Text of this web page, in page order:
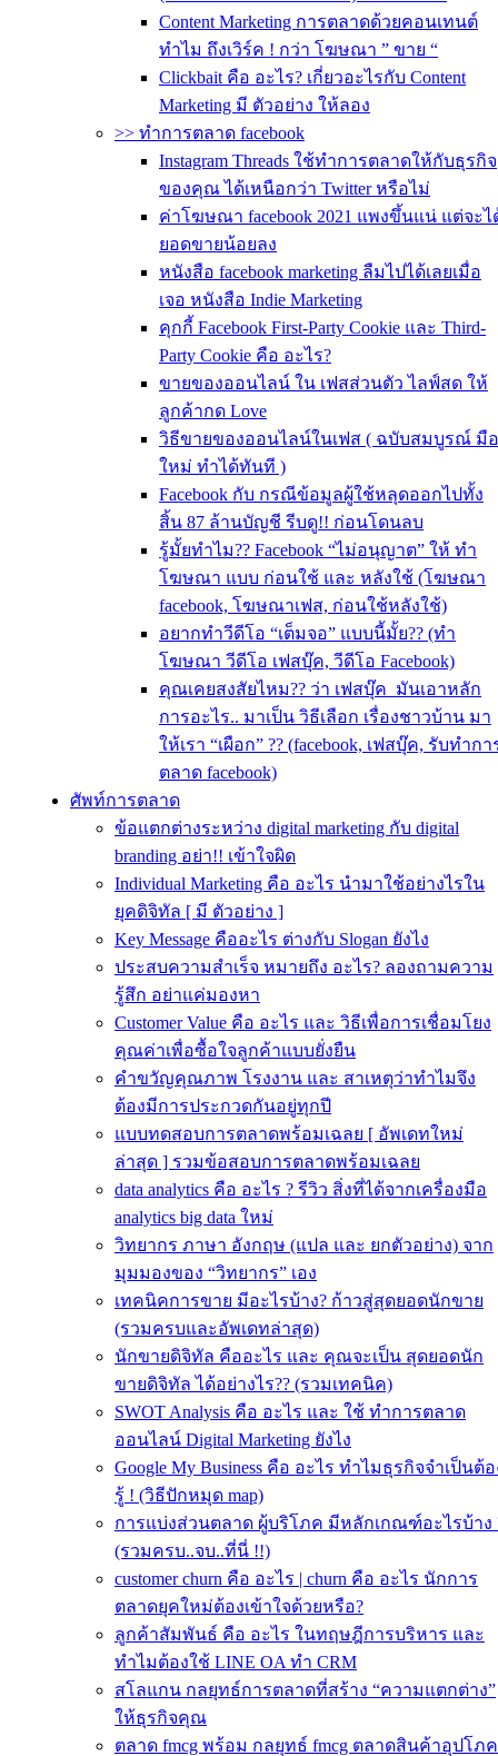
Content Marketing การตลาดด้วยคอนเทนต์
ทำไม ถึงเวิร์ค ! กว่า โฆษณา ” ขาย “
Clickbait คือ อะไร? เกี่ยวอะไรกับ Content
Marketing มี ตัวอย่าง ให้ลอง
>> ทำการตลาด facebook
Instagram Threads ใช้ทำการตลาดให้กับธุรกิจ
ของคุณ ได้เหนือกว่า Twitter หรือไม่
ค่าโฆษณา facebook 2021 แพงขึ้นแน่ แต่จะไ
ยอดขายน้อยลง
หนังสือ facebook marketing ลืมไปได้เลยเมื่อ
เจอ หนังสือ Indie Marketing
คุกกี้ Facebook First-Party Cookie และ Third-
Party Cookie คือ อะไร?
ขายของออนไลน์ ใน เฟสส่วนตัว ไลฟ์สด ให้
ลูกค้ากด Love
วิธีขายของออนไลน์ในเฟส ( ฉบับสมบูรณ์ มือ
ใหม่ ทำได้ทันที )
Facebook กับ กรณีข้อมูลผู้ใช้หลุดออกไปทั้ง
สิ้น 87 ล้านบัญชี รีบดู!! ก่อนโดนลบ
รู้มั้ยทำไม?? Facebook “ไม่อนุญาต” ให้ ทำ
โฆษณา แบบ ก่อนใช้ และ หลังใช้ (โฆษณา
facebook, โฆษณาเฟส, ก่อนใช้หลังใช้)
อยากทำวีดีโอ “เต็มจอ” แบบนี้มั้ย?? (ทำ
โฆษณา วีดีโอ เฟสบุ๊ค, วีดีโอ Facebook)
คุณเคยสงสัยไหม?? ว่า เฟสบุ๊ค มันเอาหลัก
การอะไร.. มาเป็น วิธีเลือก เรื่องชาวบ้าน มา
ให้เรา “เผือก” ?? (facebook, เฟสบุ๊ค, รับทำกา
ตลาด facebook)
ศัพท์การตลาด
ข้อแตกต่างระหว่าง digital marketing กับ digital
branding อย่า!! เข้าใจผิด
Individual Marketing คือ อะไร นำมาใช้อย่างไรใน
ยุคดิจิทัล [ มี ตัวอย่าง ]
Key Message คืออะไร ต่างกับ Slogan ยังไง
ประสบความสําเร็จ หมายถึง อะไร? ลองถามความ
รู้สึก อย่าแค่มองหา
Customer Value คือ อะไร และ วิธีเพื่อการเชื่อมโยง
คุณค่าเพื่อซื้อใจลูกค้าแบบยั่งยืน
คําขวัญคุณภาพ โรงงาน และ สาเหตุว่าทำไมจึง
ต้องมีการประกวดกันอยู่ทุกปี
แบบทดสอบการตลาดพร้อมเฉลย [ อัพเดทใหม่
ล่าสุด ] รวมข้อสอบการตลาดพร้อมเฉลย
data analytics คือ อะไร ? รีวิว สิ่งที่ได้จากเครื่องมือ
analytics big data ใหม่
วิทยากร ภาษา อังกฤษ (แปล และ ยกตัวอย่าง) จาก
มุมมองของ “วิทยากร” เอง
เทคนิคการขาย มีอะไรบ้าง? ก้าวสู่สุดยอดนักขาย
(รวมครบและอัพเดทล่าสุด)
นักขายดิจิทัล คืออะไร และ คุณจะเป็น สุดยอดนัก
ขายดิจิทัล ได้อย่างไร?? (รวมเทคนิค)
SWOT Analysis คือ อะไร และ ใช้ ทำการตลาด
ออนไลน์ Digital Marketing ยังไง
Google My Business คือ อะไร ทำไมธุรกิจจำเป็นต้อ
รู้ ! (วิธีปักหมุด map)
การแบ่งส่วนตลาด ผู้บริโภค มีหลักเกณฑ์อะไรบ้าง
(รวมครบ..จบ..ที่นี่ !!)
customer churn คือ อะไร | churn คือ อะไร นักการ
ตลาดยุคใหม่ต้องเข้าใจด้วยหรือ?
ลูกค้าสัมพันธ์ คือ อะไร ในทฤษฎีการบริหาร และ
ทำไมต้องใช้ LINE OA ทำ CRM
สโลแกน กลยุทธ์การตลาดที่สร้าง “ความแตกต่าง”
ให้ธุรกิจคุณ
ตลาด fmcg พร้อม กลยุทธ์ fmcg ตลาดสินค้าอุปโภค